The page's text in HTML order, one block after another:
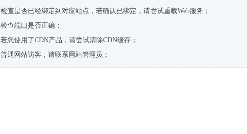
检查是否已经绑定到对应站点，若确认已绑定，请尝试重载Web服务；
检查端口是否正确；
若您使用了CDN产品，请尝试清除CDN缓存；
普通网站访客，请联系网站管理员；